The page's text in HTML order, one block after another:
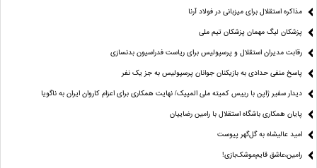
مذاکره استقلال برای میزبانی در فولاد آرنا
پزشکان لیگ مهمان پزشکان تیم ملی
رقابت مدیران استقلال و پرسپولیس برای ریاست فدراسیون بدنسازی
پاسخ منفی حدادی به بازیکنان جوانان پرسپولیس به جز یک نفر
دیدار سفیر ژاپن با رییس کمیته ملی المپیک/ نهایت همکاری برای اعزام کاروان ایران به ناگویا
پایان همکاری باشگاه استقلال با رامین رضاییان
امید عالیشاه به گل‌گهر پیوست
رامین،عاشق قایم‌موشک‌بازی!